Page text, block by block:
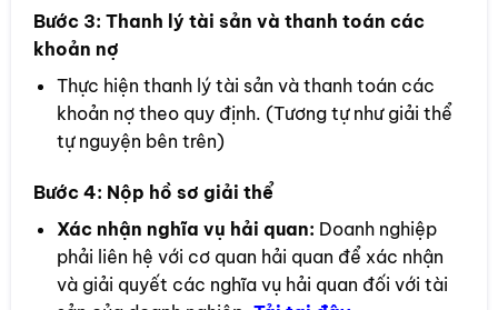
Bước 3: Thanh lý tài sản và thanh toán các
khoản nợ
Thực hiện thanh lý tài sản và thanh toán các
khoản nợ theo quy định. (Tương tự như giải thể
tự nguyện bên trên)
Bước 4: Nộp hồ sơ giải thể
Xác nhận nghĩa vụ hải quan: Doanh nghiệp
phải liên hệ với cơ quan hải quan để xác nhận
và giải quyết các nghĩa vụ hải quan đối với tài